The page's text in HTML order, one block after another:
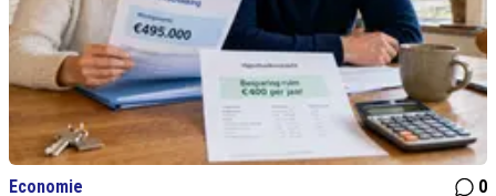
Economie
0